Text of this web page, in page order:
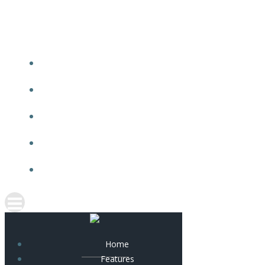
Home
Features